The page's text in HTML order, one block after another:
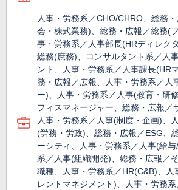
人事・労務系／CHO/CHRO、総務
会・株式業務)、総務・広報／総務(
事・労務系／人事部長(HRディレク
総務(庶務)、コンサルタント系／人
ント、人事・労務系／人事課長(HR
務・広報／広報、人事・労務系／人
ー)、人事・労務系／人事(教育・研
フィスマネージャー、総務・広報／
人事・労務系／人事(制度・企画)、
(労務・労政)、総務・広報／ESG、
ーシティ、人事・労務系／人事(給
系／人事(組織開発)、総務・広報／
職種、人事・労務系／HR(C&B)、人
レントマネジメント)、人事・労務